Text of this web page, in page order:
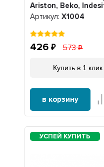
Ariston, Beko,
ТАМ-145 1,3 метра,
Артикул:Х1004
426 573
Купить в 1 клик
в корзину